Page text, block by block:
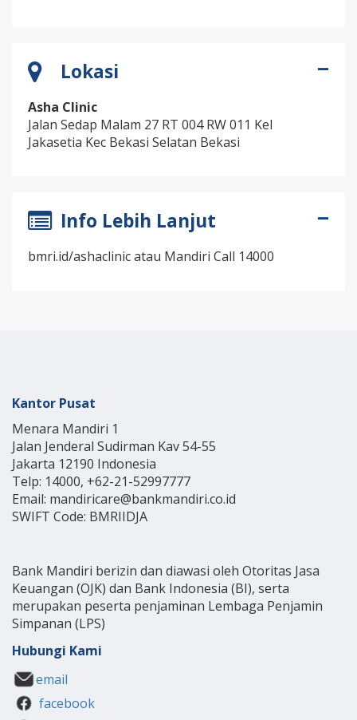
Lokasi
Asha Clinic
Jalan Sedap Malam 27 RT 004 RW 011 Kel
Jakasetia Kec Bekasi Selatan Bekasi
Info Lebih Lanjut
bmri.id/ashaclinic atau Mandiri Call 14000
Kantor Pusat
Menara Mandiri 1
Jalan Jenderal Sudirman Kav 54-55
Jakarta 12190 Indonesia
Telp: 14000, +62-21-52997777
Email: mandiricare@bankmandiri.co.id
SWIFT Code: BMRIIDJA
Bank Mandiri berizin dan diawasi oleh Otoritas Jasa
Keuangan (OJK) dan Bank Indonesia (BI), serta
merupakan peserta penjaminan Lembaga Penjamin
Simpanan (LPS)
Hubungi Kami
email
facebook